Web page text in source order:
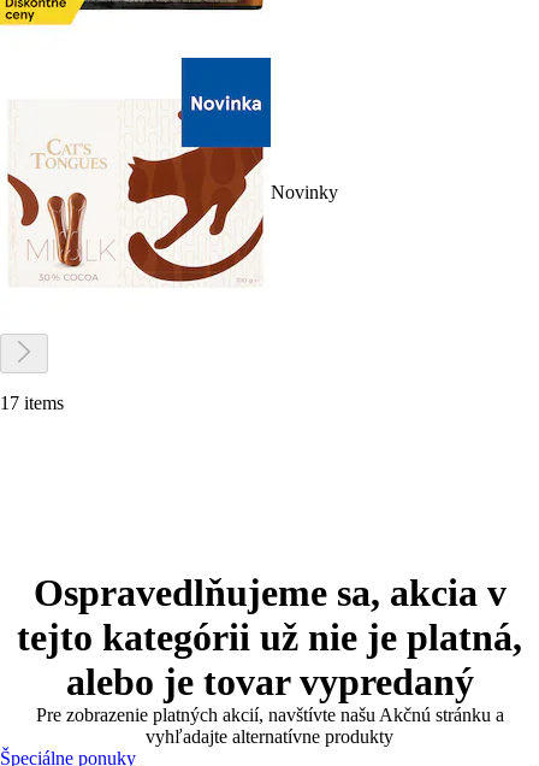
Novinky
17 items
Ospravedlňujeme sa, akcia v
tejto kategórii už nie je platná,
alebo je tovar vypredaný
Pre zobrazenie platných akcií, navštívte našu Akčnú stránku a
vyhľadajte alternatívne produkty
Špeciálne ponuky